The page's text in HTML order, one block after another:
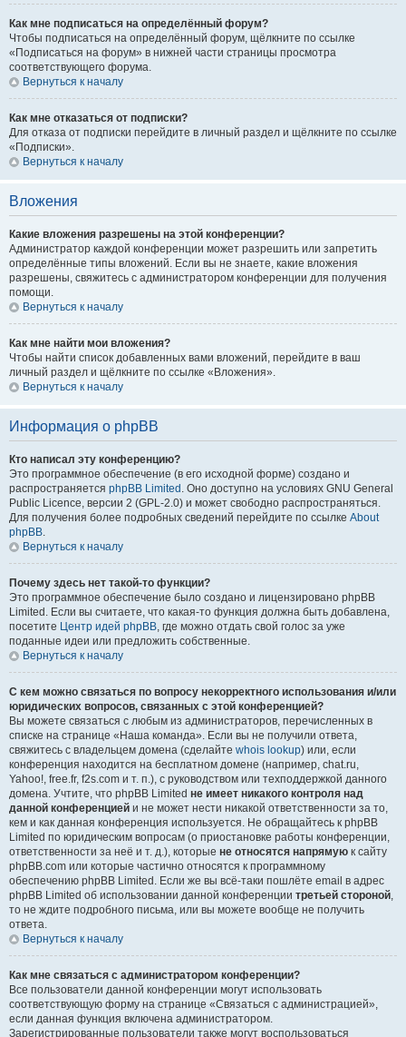
Как мне подписаться на определённый форум?
Чтобы подписаться на определённый форум, щёлкните по ссылке
«Подписаться на форум» в нижней части страницы просмотра
соответствующего форума.
Вернуться к началу
Как мне отказаться от подписки?
Для отказа от подписки перейдите в личный раздел и щёлкните по ссылке
«Подписки».
Вернуться к началу
Вложения
Какие вложения разрешены на этой конференции?
Администратор каждой конференции может разрешить или запретить
определённые типы вложений. Если вы не знаете, какие вложения
разрешены, свяжитесь с администратором конференции для получения
помощи.
Вернуться к началу
Как мне найти мои вложения?
Чтобы найти список добавленных вами вложений, перейдите в ваш
личный раздел и щёлкните по ссылке «Вложения».
Вернуться к началу
Информация о phpBB
Кто написал эту конференцию?
Это программное обеспечение (в его исходной форме) создано и
распространяется phpBB Limited . Оно доступно на условиях GNU General
Public Licence, версии 2 (GPL-2.0) и может свободно распространяться.
Для получения более подробных сведений перейдите по ссылке About
phpBB.
Вернуться к началу
Почему здесь нет такой-то функции?
Это программное обеспечение было создано и лицензировано phpBB
Limited. Если вы считаете, что какая-то функция должна быть добавлена,
посетите Центр идей phpBB, где можно отдать свой голос за уже
поданные идеи или предложить собственные.
Вернуться к началу
С кем можно связаться по вопросу некорректного использования и/или
юридических вопросов, связанных с этой конференцией?
Вы можете связаться с любым из администраторов, перечисленных в
списке на странице «Наша команда». Если вы не получили ответа,
свяжитесь с владельцем домена (сделайте whois lookup) или, если
конференция находится на бесплатном домене (например, chat.ru,
Yahoo!, free.fr, f2s.com и т. п.), с руководством или техподдержкой данного
домена. Учтите, что phpBB Limited не имеет никакого контроля над
данной конференцией и не может нести никакой ответственности за то,
кем и как данная конференция используется. Не обращайтесь к phpBB
Limited по юридическим вопросам (о приостановке работы конференции,
ответственности за неё и т. д.), которые не относятся напрямую к сайту
phpBB.com или которые частично относятся к программному
обеспечению phpBB Limited. Если же вы всё-таки пошлёте email в адрес
phpBB Limited об использовании данной конференции третьей стороной,
то не ждите подробного письма, или вы можете вообще не получить
ответа.
Вернуться к началу
Как мне связаться с администратором конференции?
Все пользователи данной конференции могут использовать
соответствующую форму на странице «Связаться с администрацией»,
если данная функция включена администратором.
Зарегистрированные пользователи также могут воспользоваться